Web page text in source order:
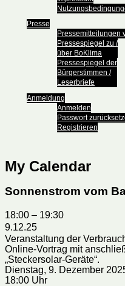
Presse
Pressemitteilungen
Pressespiegel zu /
über BoKlima
Pressespiegel der
Bürgerstimmen /
Leserbriefe
Anmeldung
Anmelden
Passwort
Registrieren
My Calendar
Sonnenstrom vom
18:00 – 19:30
9.12.25
Veranstaltung der
Online-Vortrag mit
„Steckersolar-Geräte“.
Dienstag, 9. Dezember
18:00 Uhr